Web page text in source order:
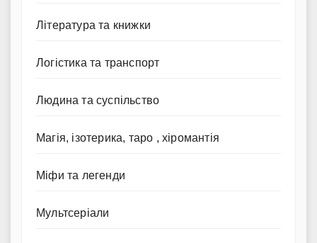
Література та книжки
Логістика та транспорт
Людина та суспільство
Магія, ізотерика, таро , хіромантія
Міфи та легенди
Мультсеріали